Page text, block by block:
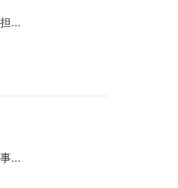
...
...